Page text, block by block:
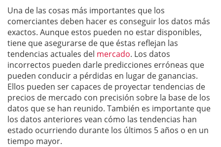
Una de las cosas más importantes que los
comerciantes deben hacer es conseguir los datos más
exactos. Aunque estos pueden no estar disponibles,
tiene que asegurarse de que éstas reflejan las
tendencias actuales del mercado. Los datos
incorrectos pueden darle predicciones erróneas que
pueden conducir a pérdidas en lugar de ganancias.
Ellos pueden ser capaces de proyectar tendencias de
precios de mercado con precisión sobre la base de los
datos que se han reunido. También es importante que
los datos anteriores vean cómo las tendencias han
estado ocurriendo durante los últimos 5 años o en un
tiempo mayor.